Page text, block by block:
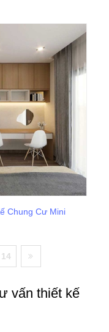
vấn thiết kế
Chung Cư Mini
14